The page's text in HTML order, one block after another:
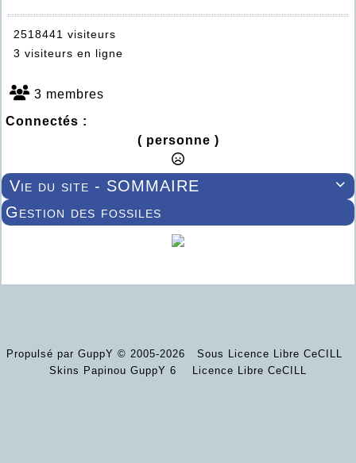
2518441 visiteurs
3 visiteurs en ligne
3 membres
Connectés :
( personne )

Vie du site - SOMMAIRE
Gestion des fossiles
Propulsé par GuppY © 2005-2026
Sous Licence Libre CeCILL
Skins Papinou GuppY 6
Licence Libre CeCILL